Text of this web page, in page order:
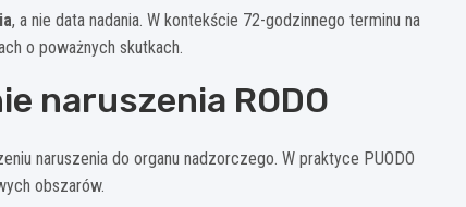
, a nie data nadania. W kontekście 72-godzinnego terminu na
o poważnych skutkach.
naruszenia RODO
naruszenia do organu nadzorczego. W praktyce PUODO
obszarów.